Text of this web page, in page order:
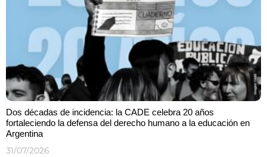
Dos décadas de incidencia: la CADE celebra 20 años
fortaleciendo la defensa del derecho humano a la educación en
Argentina
31/07/2026